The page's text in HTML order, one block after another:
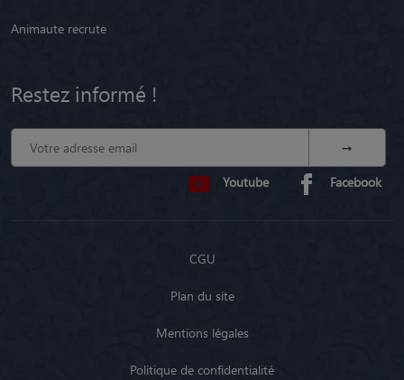
Animaute recrute
Restez informé !
Youtube Facebook
CGU
Plan du site
Mentions légales
Politique de confidentialité